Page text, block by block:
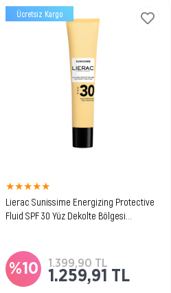
★★★★★
Lierac Sunissime Energizing Protective
Fluid SPF 30 Yüz Dekolte Bölgesi
%10 1.259,91 TL
1.399,90 TL
Ücretsiz Kargo